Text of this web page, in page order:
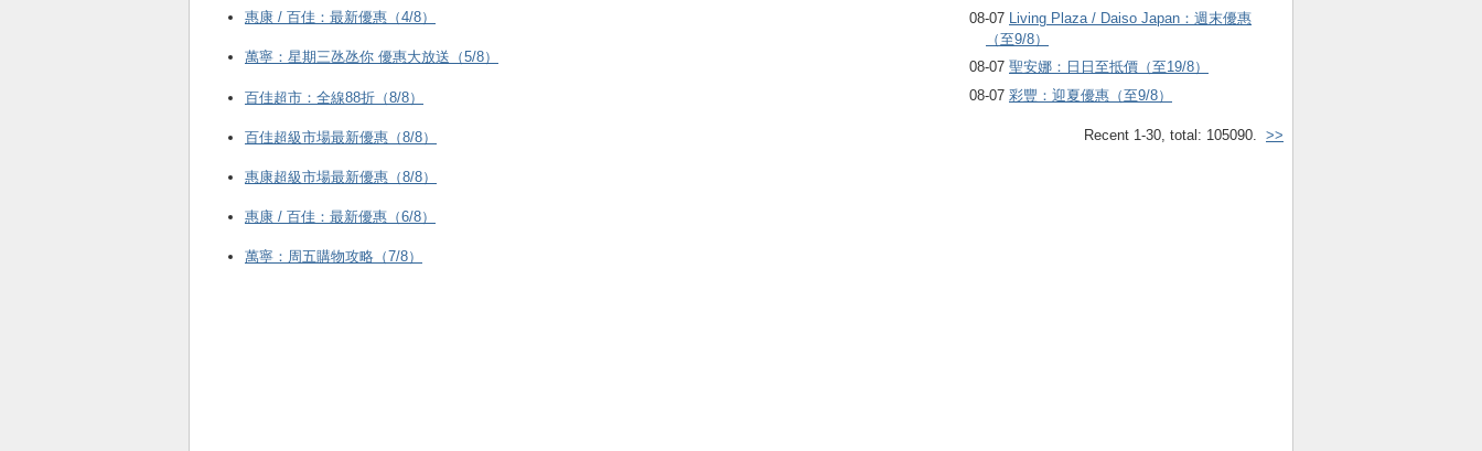
08-07
Living Plaza / Daiso Japan：週末優惠
（至9/8）
08-07 聖安娜：日日至抵價（至19/8）
08-07 彩豐：迎夏優惠（至9/8）
Recent 1-30, total: 105090. >>
惠康 / 百佳：最新優惠（4/8）
萬寧：星期三氹氹你 優惠大放送（5/8）
百佳超市：全線88折（8/8）
百佳超級市場最新優惠（8/8）
惠康超級市場最新優惠（8/8）
惠康 / 百佳：最新優惠（6/8）
萬寧：周五購物攻略（7/8）